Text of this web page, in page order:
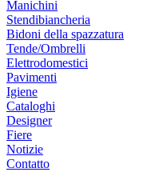
Manichini
Stendibiancheria
Bidoni della spazzatura
Tende/Ombrelli
Elettrodomestici
Pavimenti
Igiene
Cataloghi
Designer
Fiere
Notizie
Contatto